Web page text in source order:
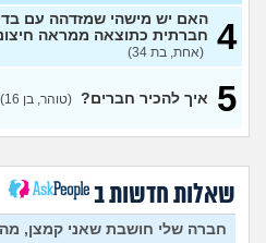
איפה אני ואיפה הם?
(אריאל, בן 26)
בתרבות של עדות ומגזרים
מאנשים אחרים?
(בדוי,
בן 27)
שאלה לבנות שעברו פרום
בחייהן
(ליהיא, בת 18)
4 האם יש מישהי שמזדהה עם
חברתית כתוצאה ממראה
(אחת, בת 34)
5 איך להכיר חברים? (טוהר, בן 16)
שאלות חדשות ב
חברה שלי חושבת שאני קמצן,